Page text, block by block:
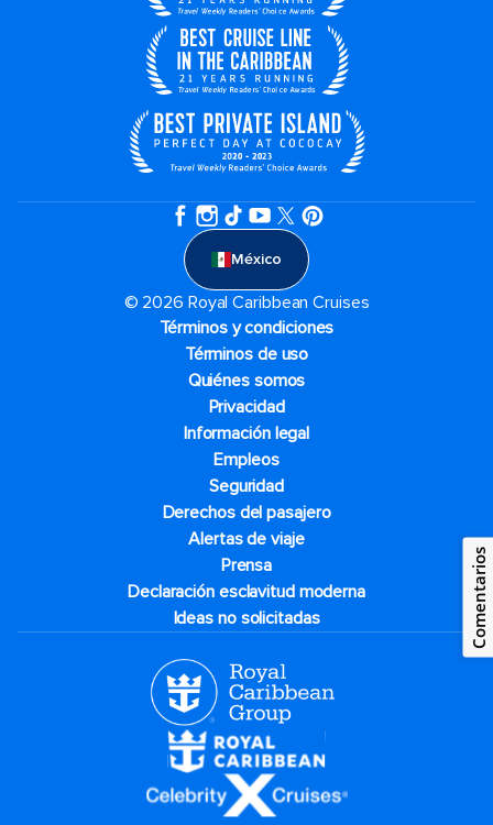
México
© 2026 Royal Caribbean Cruises
Términos y condiciones
Términos de uso
Quiénes somos
Privacidad
Información legal
Empleos
Seguridad
Derechos del pasajero
Alertas de viaje
Prensa
Declaración esclavitud moderna
Ideas no solicitadas
Comentarios